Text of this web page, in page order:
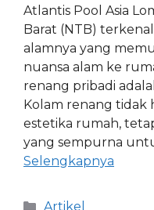
Atlantis Pool Asia
Barat (NTB)
alamnya yang
nuansa alam ke
renang pribadi
Kolam renang tidak
estetika rumah,
yang sempurna
Selengkapnya
Artikel